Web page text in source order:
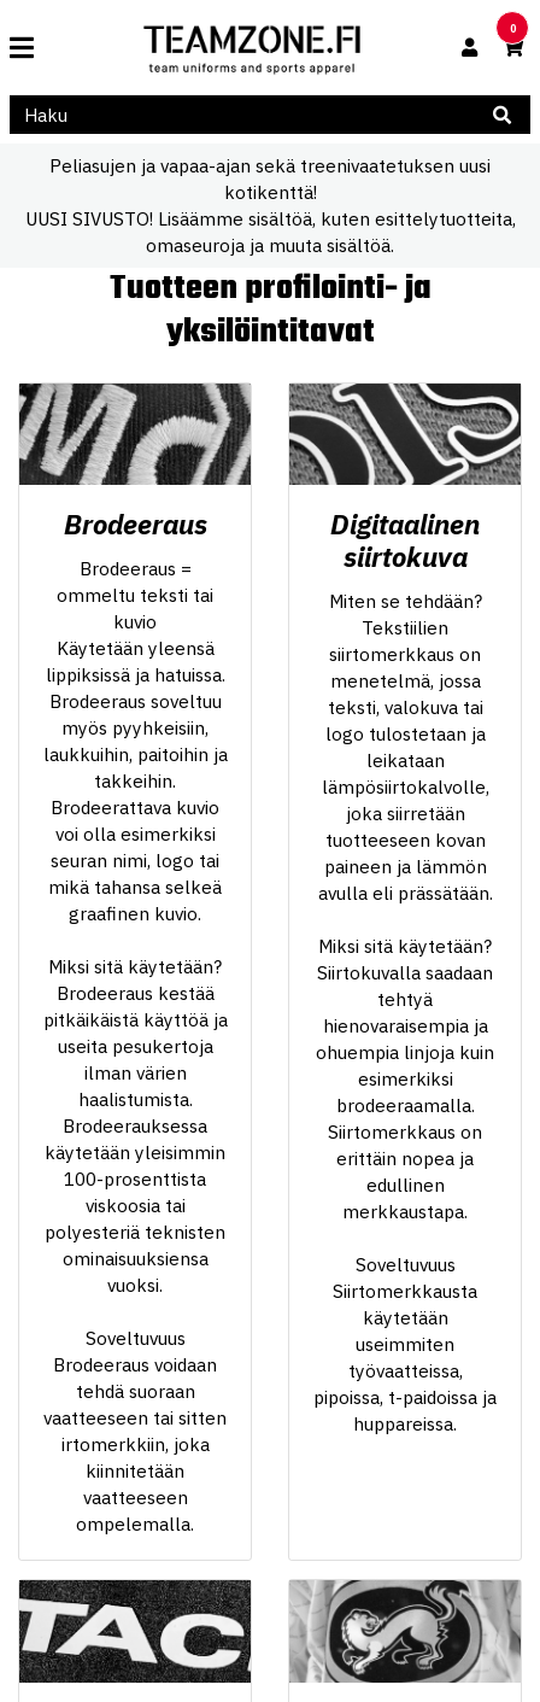
0
Peliasujen ja vapaa-ajan sekä treenivaatetuksen uusi
kotikenttä!
UUSI SIVUSTO! Lisäämme sisältöä, kuten esittelytuotteita,
omaseuroja ja muuta sisältöä.
Tuotteen profilointi- ja
yksilöintitavat
Brodeeraus
Brodeeraus =
ommeltu teksti tai
kuvio
Käytetään yleensä
lippiksissä ja hatuissa.
Brodeeraus soveltuu
myös pyyhkeisiin,
laukkuihin, paitoihin ja
takkeihin.
Brodeerattava kuvio
voi olla esimerkiksi
seuran nimi, logo tai
mikä tahansa selkeä
graafinen kuvio.
Miksi sitä käytetään?
Brodeeraus kestää
pitkäikäistä käyttöä ja
useita pesukertoja
ilman värien
haalistumista.
Brodeerauksessa
käytetään yleisimmin
100-prosenttista
viskoosia tai
polyesteriä teknisten
ominaisuuksiensa
vuoksi.
Soveltuvuus
Brodeeraus voidaan
tehdä suoraan
vaatteeseen tai sitten
irtomerkkiin, joka
kiinnitetään
vaatteeseen
ompelemalla.
Digitaalinen
siirtokuva
Miten se tehdään?
Tekstiilien
siirtomerkkaus on
menetelmä, jossa
teksti, valokuva tai
logo tulostetaan ja
leikataan
lämpösiirtokalvolle,
joka siirretään
tuotteeseen kovan
paineen ja lämmön
avulla eli prässätään.
Miksi sitä käytetään?
Siirtokuvalla saadaan
tehtyä
hienovaraisempia ja
ohuempia linjoja kuin
esimerkiksi
brodeeraamalla.
Siirtomerkkaus on
erittäin nopea ja
edullinen
merkkaustapa.
Soveltuvuus
Siirtomerkkausta
käytetään
useimmiten
työvaatteissa,
pipoissa, t-paidoissa ja
huppareissa.